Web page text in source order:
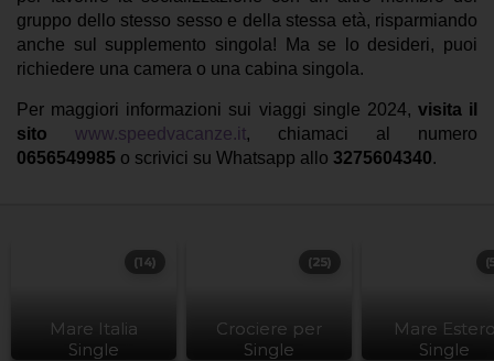
gruppo dello stesso sesso e della stessa età, risparmiando
anche sul supplemento singola! Ma se lo desideri, puoi
richiedere una camera o una cabina singola.
Per maggiori informazioni sui viaggi single 2024, visita il
sito
www.speedvacanze.it, chiamaci al numero
0656549985 o scrivici su Whatsapp allo 3275604340.
Mare Italia
Single
(14)
Crociere per
Single
(25)
Mare
Single